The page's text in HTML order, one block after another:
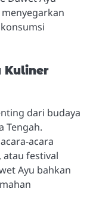
Kuliner
dari budaya
Tengah.
acara
atau festival
Ayu bahkan